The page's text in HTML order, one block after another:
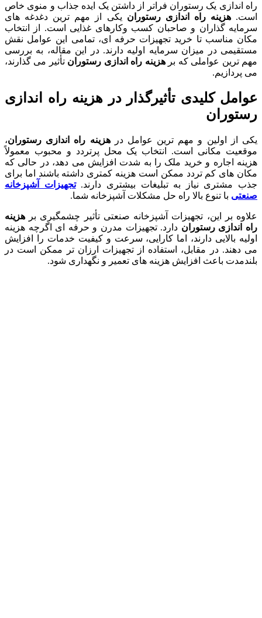
راه اندازی یک رستوران فراتر از داشتن یک ایده جذاب و منوی خاص
است.هزینه راه اندازی رستوران یکی از مهم ترین دغدغه های
سرمایه گذاران و صاحبان کسب وکارهای غذایی است. از انتخاب
مکان مناسب تا خرید تجهیزات حرفه ای، تمامی این عوامل نقش
مستقیمی در میزان سرمایه اولیه دارند. در این مقاله، به بررسی
مهم ترین عواملی که برهزینه راه اندازی رستوران تأثیر می گذارند،
می پردازیم.
عوامل کلیدی تأثیرگذار در هزینه راه اندازی
رستوران
یکی از اولین و مهم ترین عوامل درهزینه راه اندازی رستوران،
موقعیت مکانی است. انتخاب یک محل پرتردد و محبوب معمولاً
هزینه اجاره و خرید ملک را به شدت افزایش می دهد، در حالی که
مکان های کم تردد ممکن است هزینه کمتری داشته باشند اما برای
جذب مشتری نیاز به تبلیغات بیشتری دارند.تجهیزات آشپزخانه
صنعتی با تنوع بالا راه حل مشکلات آشپزخانه شما.
علاوه بر این، تجهیزات آشپزخانه صنعتی تأثیر چشمگیری بر هزینه
راه اندازی رستوران دارد. تجهیزات مدرن و حرفه ای اگرچه هزینه
اولیه بالایی دارند، اما کارایی، سرعت و کیفیت خدمات را افزایش
می دهند. در مقابل، استفاده از تجهیزات ارزان تر ممکن است در
بلندمدت باعث افزایش هزینه های تعمیر و نگهداری شود.